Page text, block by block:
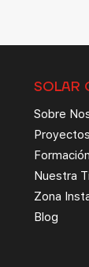
SOLAR
Sobre
Proyectos
Formación
Nuestra
Zona
Blog